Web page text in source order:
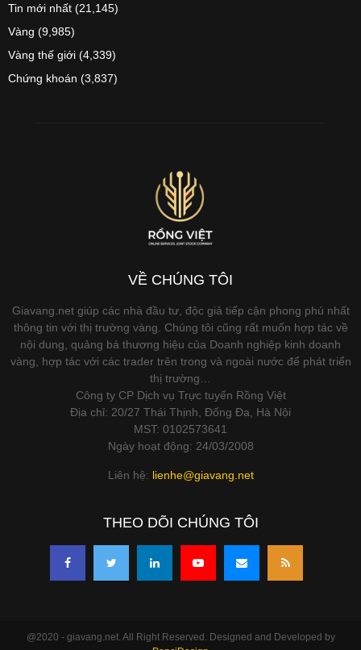
Tin mới nhất (21,145)
Vàng (9,985)
Vàng thế giới (4,339)
Chứng khoán (3,837)
VỀ CHÚNG TÔI
Giavang.net giúp các nhà đầu tư, độc giả tiếp cận phong phú nhất
thông tin với thị trường vàng. Chúng tôi cũng rất muốn hợp tác về
nội dung, quảng bá thương hiệu của Doanh nghiệp kinh doanh
vàng, hợp tác với các trader trên trong và ngoài nước để phát triển
thị trường…
Công ty CP Dịch vụ Trực tuyến Rồng Việt
Địa chỉ: 20/27 Thái Thịnh, Đống Đa, Hà Nội
MST: 0102573641
Ngày hoạt động: 24/03/2008
Liên hệ: lienhe@giavang.net
THEO DÕI CHÚNG TÔI
@2020 - giavang.net. All Right Reserved. Designed and Developed by